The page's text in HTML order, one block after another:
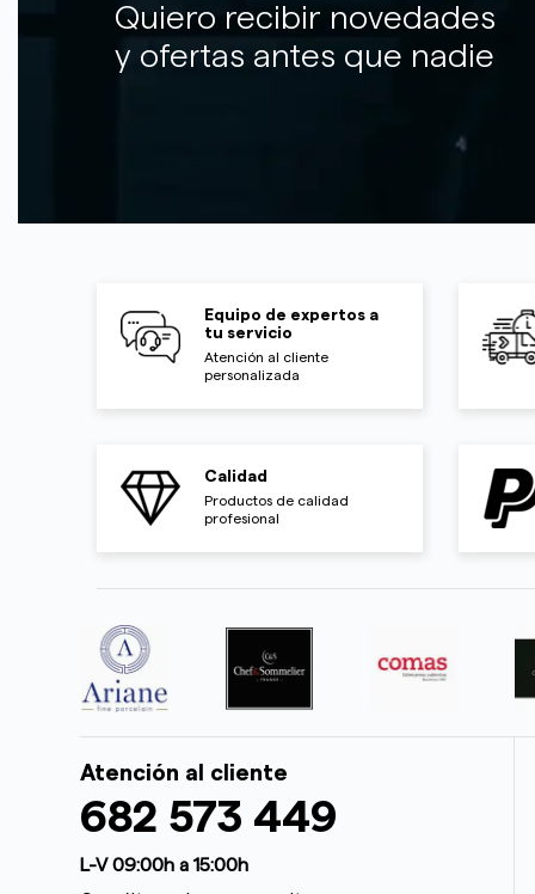
Quiero recibir novedades
y ofertas antes que nadie
Equipo de expertos a
tu servicio
Atención al cliente
personalizada
Calidad
Productos de calidad
profesional
Atención al cliente
682 573 449
L-V 09:00h a 15:00h